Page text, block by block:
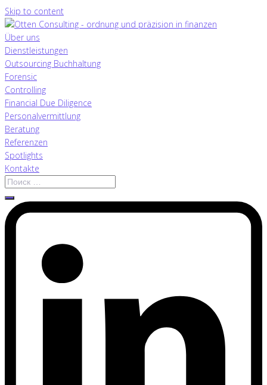
Skip to content
Über uns
Dienstleistungen
Outsourcing Buchhaltung
Forensic
Controlling
Financial Due Diligence
Personalvermittlung
Beratung
Referenzen
Spotlights
Kontakte